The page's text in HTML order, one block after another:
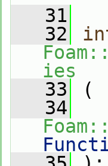
   31
   32
ies
   33
(
   34